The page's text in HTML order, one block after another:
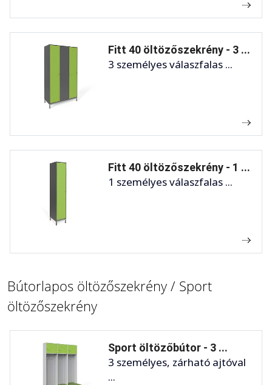
Fitt 40 öltözőszekrény - 3 ...
3 személyes válaszfalas ...
Fitt 40 öltözőszekrény - 1 ...
1 személyes válaszfalas ...
Bútorlapos öltözőszekrény / Sport
öltözőszekrény
Sport öltözőbútor - 3 ...
3 személyes, zárható ajtóval
...